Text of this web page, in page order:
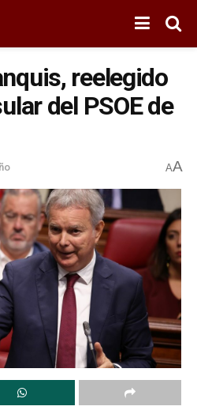
reelegido
del PSOE de
AA